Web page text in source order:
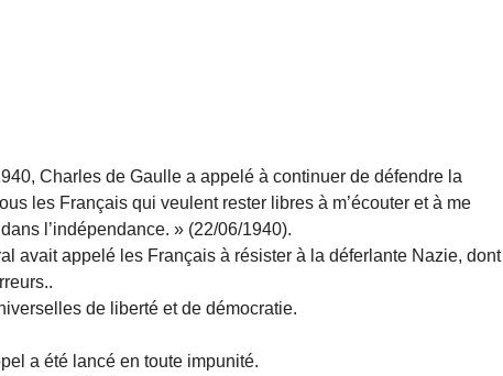
Charles de Gaulle a appelé à continuer de défendre la
les Français qui veulent rester libres à m’écouter et à me
l’indépendance. » (22/06/1940).
avait appelé les Français à résister à la déferlante Nazie, dont
de liberté et de démocratie.
a été lancé en toute impunité.